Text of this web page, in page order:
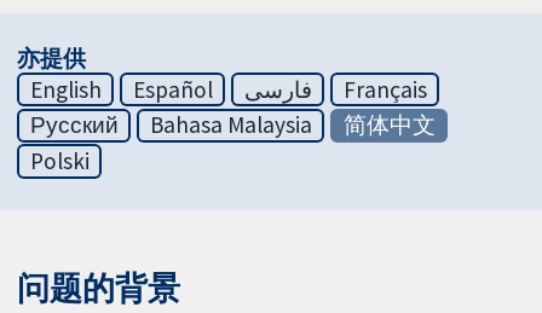
亦提供
English
Español فارسی
Français
Русский
Bahasa Malaysia
简体中文
Polski
问题的背景